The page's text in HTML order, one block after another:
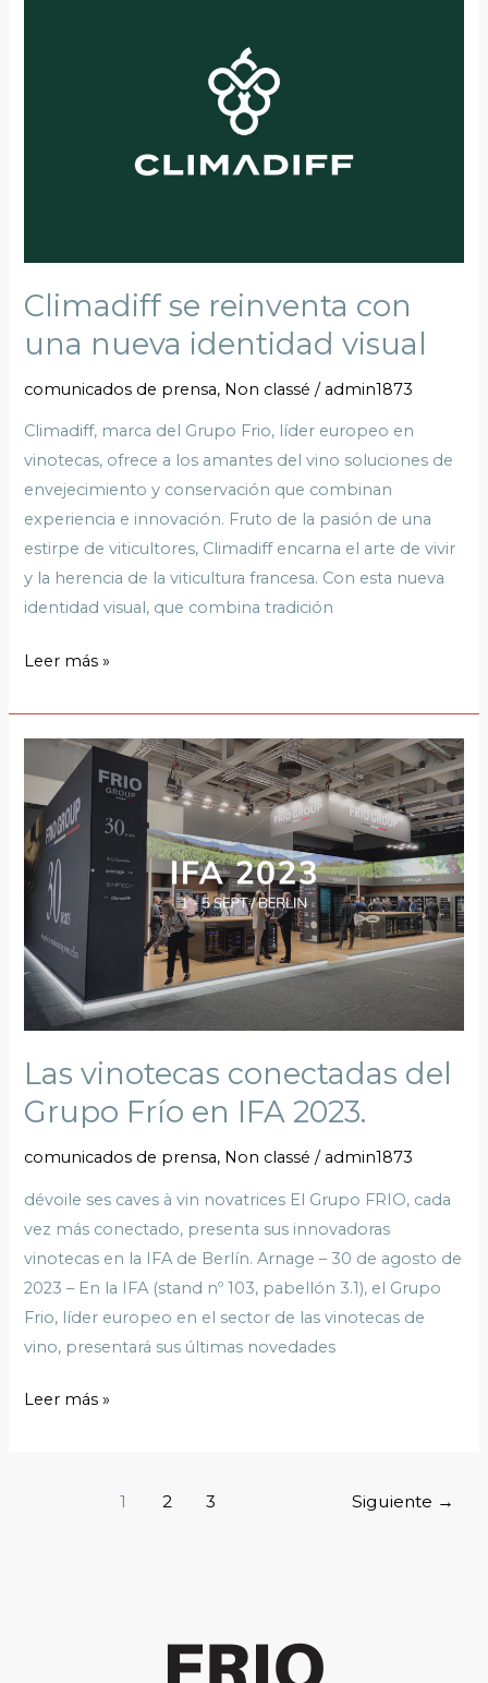
Climadiff se reinventa con
una nueva identidad visual
comunicados de prensa, Non classé / admin1873
Climadiff, marca del Grupo Frio, líder europeo en
vinotecas, ofrece a los amantes del vino soluciones de
envejecimiento y conservación que combinan
experiencia e innovación. Fruto de la pasión de una
estirpe de viticultores, Climadiff encarna el arte de vivir
y la herencia de la viticultura francesa. Con esta nueva
identidad visual, que combina tradición
Leer más »
Las vinotecas conectadas del
Grupo Frío en IFA 2023.
comunicados de prensa, Non classé / admin1873
dévoile ses caves à vin novatrices El Grupo FRIO, cada
vez más conectado, presenta sus innovadoras
vinotecas en la IFA de Berlín. Arnage – 30 de agosto de
2023 – En la IFA (stand nº 103, pabellón 3.1), el Grupo
Frio, líder europeo en el sector de las vinotecas de
vino, presentará sus últimas novedades
vinotecas
conectadas
del
Grupo
Frío
IFA
2023.
Leer más »
1 2 3 Siguiente →